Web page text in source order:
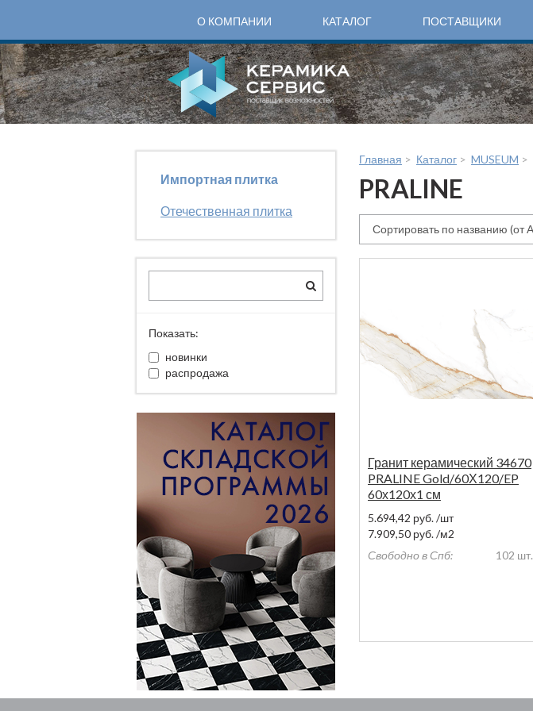
О КОМПАНИИ КАТАЛОГ ПОСТАВЩИКИ
Импортная плитка
Отечественная плитка
Показать:
новинки
распродажа
Главная > Каталог > MUSEUM >
PRALINE
Гранит керамический 34670
PRALINE Gold/60Х120/EP
60х120х1 см
5.694,42 руб./шт
7.909,50 руб./м2
Свободно в Спб:
102 шт.